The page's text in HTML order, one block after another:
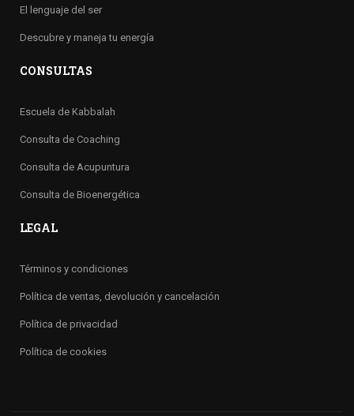
El lenguaje del ser
Descubre y maneja tu energía
CONSULTAS
Escuela de Kabbalah
Consulta de Coaching
Consulta de Acupuntura
Consulta de Bioenergética
LEGAL
Términos y condiciones
Política de ventas, devolución y cancelación
Política de privacidad
Política de cookies